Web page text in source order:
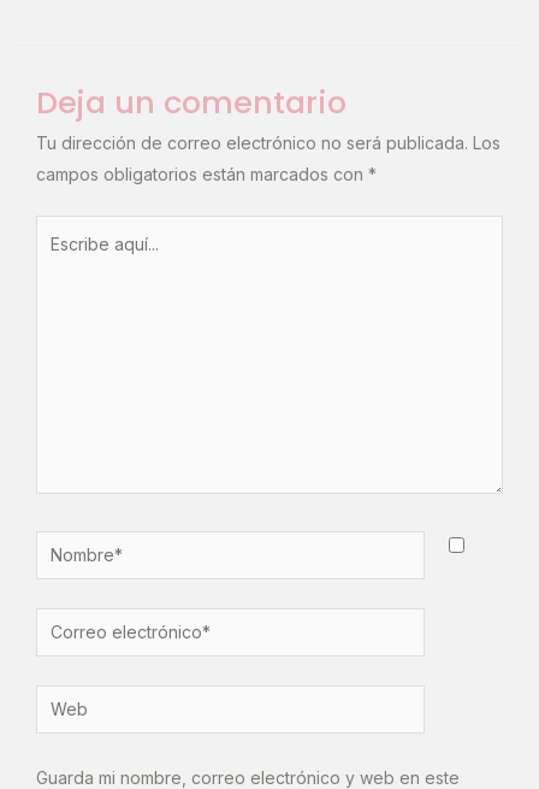
Deja un comentario
Tu dirección de correo electrónico no será publicada. Los
campos obligatorios están marcados con *
Guarda mi nombre, correo electrónico y web en este